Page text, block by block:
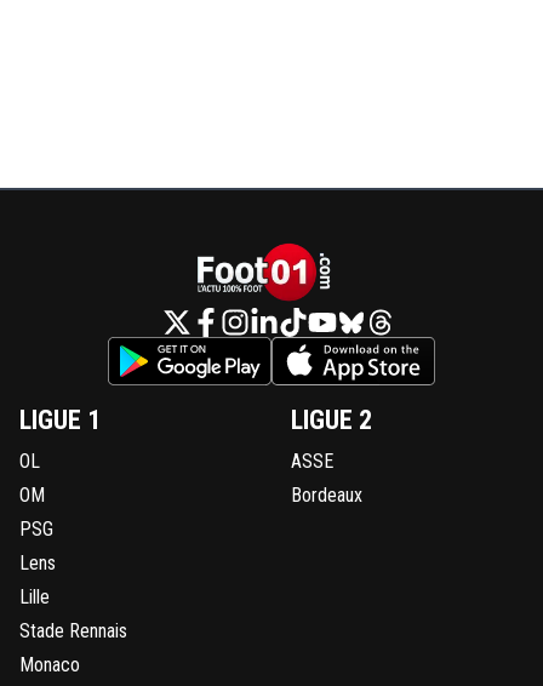
LIGUE 1
OL
OM
PSG
Lens
Lille
Stade Rennais
Monaco
LIGUE 2
ASSE
Bordeaux